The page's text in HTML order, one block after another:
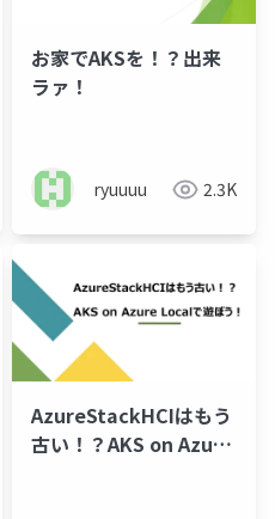
お家でAKSを！？出来
ラァ！
ryuuuu 2.3K
AzureStackHCIはもう
古い！？AKS on Azure